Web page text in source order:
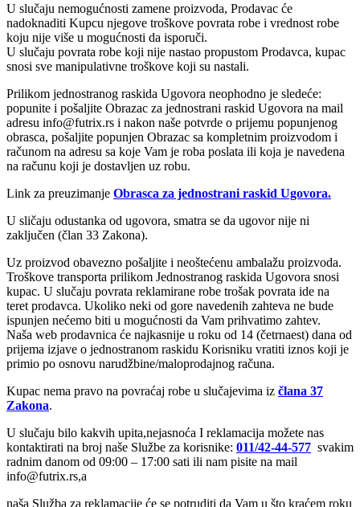
U slučaju nemogućnosti zamene proizvoda, Prodavac će
nadoknaditi Kupcu njegove troškove povrata robe i vrednost robe
koju nije više u mogućnosti da isporuči.
U slučaju povrata robe koji nije nastao propustom Prodavca, kupac
snosi sve manipulativne troškove koji su nastali.
Prilikom jednostranog raskida Ugovora neophodno je sledeće:
popunite i pošaljite Obrazac za jednostrani raskid Ugovora na mail
adresu info@futrix.rs i nakon naše potvrde o prijemu popunjenog
obrasca, pošaljite popunjen Obrazac sa kompletnim proizvodom i
računom na adresu sa koje Vam je roba poslata ili koja je navedena
na računu koji je dostavljen uz robu.
Link za preuzimanje Obrasca za jednostrani raskid Ugovora.
U sličaju odustanka od ugovora, smatra se da ugovor nije ni
zaključen (član 33 Zakona).
Uz proizvod obavezno pošaljite i neoštećenu ambalažu proizvoda.
Troškove transporta prilikom Jednostranog raskida Ugovora snosi
kupac. U slučaju povrata reklamirane robe trošak povrata ide na
teret prodavca. Ukoliko neki od gore navedenih zahteva ne bude
ispunjen nećemo biti u mogućnosti da Vam prihvatimo zahtev.
Naša web prodavnica će najkasnije u roku od 14 (četrnaest) dana od
prijema izjave o jednostranom raskidu Korisniku vratiti iznos koji je
primio po osnovu narudžbine/maloprodajnog računa.
Kupac nema pravo na povraćaj robe u slučajevima iz člana 37
Zakona.
U slučaju bilo kakvih upita,nejasnoća I reklamacija možete nas
kontaktirati na broj naše Službe za korisnike: 011/42-44-577 svakim
radnim danom od 09:00 – 17:00 sati ili nam pisite na mail
info@futrix.rs,a
naša Služba za reklamacije će se potruditi da Vam u što kraćem roku